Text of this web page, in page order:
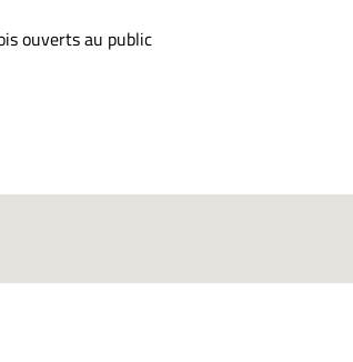
ouverts au public